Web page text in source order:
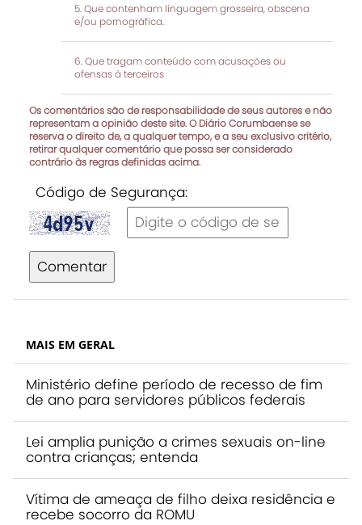
Que contenham linguagem grosseira, obscena
e/ou pornográfica.
Que tragam conteúdo com acusações ou
ofensas à terceiros
Os comentários são de responsabilidade de seus autores e não
representam a opinião deste site. O Diário Corumbaense se
reserva o direito de, a qualquer tempo, e a seu exclusivo critério,
retirar qualquer comentário que possa ser considerado
contrário às regras definidas acima.
Código de Segurança:
Comentar
MAIS EM GERAL
Ministério define período de recesso de fim
de ano para servidores públicos federais
Lei amplia punição a crimes sexuais on-line
contra crianças; entenda
Vítima de ameaça de filho deixa residência e
recebe socorro da ROMU